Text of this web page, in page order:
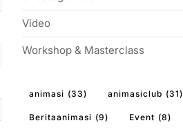
Video
Workshop & Masterclass
animasi (33) animasiclub (31)
Beritaanimasi (9) Event (8)